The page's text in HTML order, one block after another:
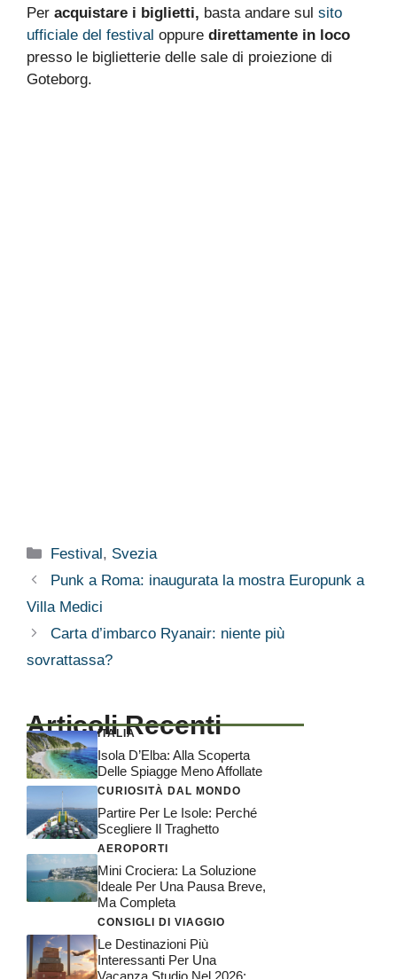
Per acquistare i biglietti, basta andare sul sito
ufficiale del festival oppure direttamente in loco
presso le biglietterie delle sale di proiezione di
Goteborg.
Categorie
Festival, Svezia
Punk a Roma: inaugurata la mostra Europunk a
Villa Medici
Carta d’imbarco Ryanair: niente più
sovrattassa?
Articoli Recenti
ITALIA
Isola D’Elba: Alla Scoperta
Delle Spiagge Meno Affollate
CURIOSITÀ DAL MONDO
Partire Per Le Isole: Perché
Scegliere Il Traghetto
AEROPORTI
Mini Crociera: La Soluzione
Ideale Per Una Pausa Breve,
Ma Completa
CONSIGLI DI VIAGGIO
Le Destinazioni Più
Interessanti Per Una
Vacanza Studio Nel 2026: